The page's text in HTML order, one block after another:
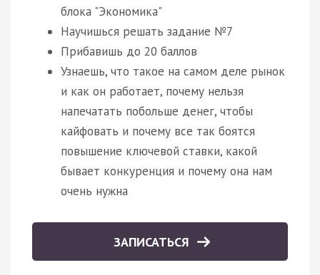
блока "Экономика"
Научишься решать задание №7
Прибавишь до 20 баллов
Узнаешь, что такое на самом деле рынок
и как он работает, почему нельзя
напечатать побольше денег, чтобы
кайфовать и почему все так боятся
повышение ключевой ставки, какой
бывает конкуренция и почему она нам
очень нужна
ЗАПИСАТЬСЯ